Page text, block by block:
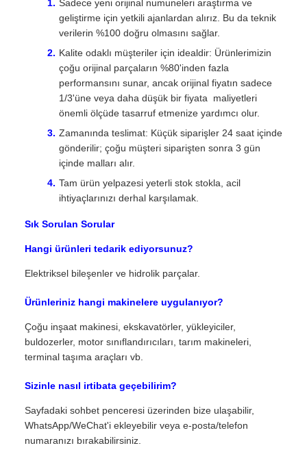
Sadece yeni orijinal numuneleri araştırma ve
geliştirme için yetkili ajanlardan alırız. Bu da teknik
verilerin %100 doğru olmasını sağlar.
Kalite odaklı müşteriler için idealdir: Ürünlerimizin
çoğu orijinal parçaların %80'inden fazla
performansını sunar, ancak orijinal fiyatın sadece
1/3'üne veya daha düşük bir fiyata  maliyetleri
önemli ölçüde tasarruf etmenize yardımcı olur.
Zamanında teslimat: Küçük siparişler 24 saat içinde
gönderilir; çoğu müşteri siparişten sonra 3 gün
içinde malları alır.
Tam ürün yelpazesi yeterli stok stokla, acil
ihtiyaçlarınızı derhal karşılamak.
Sık Sorulan Sorular
Hangi ürünleri tedarik ediyorsunuz?
Elektriksel bileşenler ve hidrolik parçalar.
Ürünleriniz hangi makinelere uygulanıyor?
Çoğu inşaat makinesi, ekskavatörler, yükleyiciler,
buldozerler, motor sınıflandırıcıları, tarım makineleri,
terminal taşıma araçları vb.
Sizinle nasıl irtibata geçebilirim?
Sayfadaki sohbet penceresi üzerinden bize ulaşabilir,
WhatsApp/WeChat'i ekleyebilir veya e-posta/telefon
numaranızı bırakabilirsiniz.